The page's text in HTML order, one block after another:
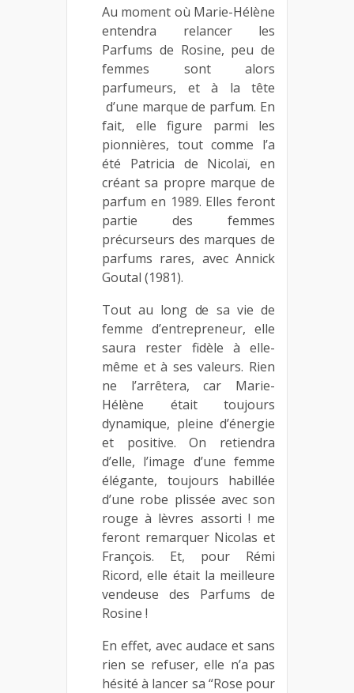
Au moment où Marie-Hélène
entendra relancer les
Parfums de Rosine, peu de
femmes sont alors
parfumeurs, et à la tête
d’une marque de parfum. En
fait, elle figure parmi les
pionnières, tout comme l’a
été Patricia de Nicolaï, en
créant sa propre marque de
parfum en 1989. Elles feront
partie des femmes
précurseurs des marques de
parfums rares, avec Annick
Goutal (1981).
Tout au long de sa vie de
femme d’entrepreneur, elle
saura rester fidèle à elle-
même et à ses valeurs. Rien
ne l’arrêtera, car Marie-
Hélène était toujours
dynamique, pleine d’énergie
et positive. On retiendra
d’elle, l’image d’une femme
élégante, toujours habillée
d’une robe plissée avec son
rouge à lèvres assorti ! me
feront remarquer Nicolas et
François. Et, pour Rémi
Ricord, elle était la meilleure
vendeuse des Parfums de
Rosine !
En effet, avec audace et sans
rien se refuser, elle n’a pas
hésité à lancer sa “Rose pour